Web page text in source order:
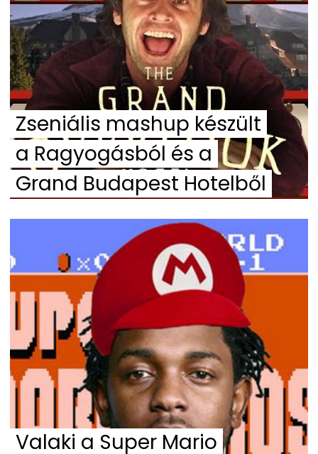
Zseniális mashup készült
a Ragyogásból és a
Grand Budapest Hotelből
Valaki a Super Mario